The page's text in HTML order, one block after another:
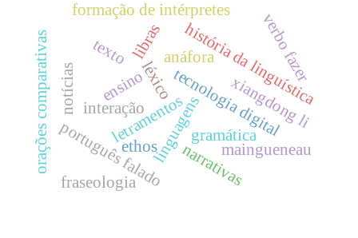
linguagens
letramentos
ensino tecnologia digital
gramática
história da linguística
português falado
texto
xiangdong li
formação de intérpretes
narrativas
interação
verbo fazer
anáfora
orações comparativas ethos
maingueneau
fraseologia
léxico
libras
notícias